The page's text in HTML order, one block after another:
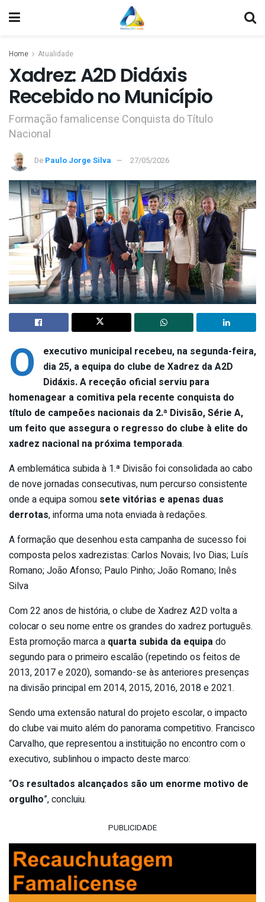
Home Atualidade
Xadrez: A2D Didáxis
Recebido no Município
Formação famalicense Conquista do Título
Nacional
De Paulo Jorge Silva 27/05/2026
O
executivo municipal recebeu, na segunda-feira,
dia 25, a equipa do clube de Xadrez da A2D
Didáxis. A receção oficial serviu para
homenagear a comitiva pela recente conquista do
título de campeões nacionais da 2.ª Divisão, Série A,
um feito que assegura o regresso do clube à elite do
xadrez nacional na próxima temporada.
A emblemática subida à 1.ª Divisão foi consolidada ao cabo
de nove jornadas consecutivas, num percurso consistente
onde a equipa somou sete vitórias e apenas duas
derrotas, informa uma nota enviada à redações.
A formação que desenhou esta campanha de sucesso foi
composta pelos xadrezistas: Carlos Novais; Ivo Dias; Luís
Romano; João Afonso; Paulo Pinho; João Romano; Inês
Silva
Com 22 anos de história, o clube de Xadrez A2D volta a
colocar o seu nome entre os grandes do xadrez português.
Esta promoção marca a quarta subida da equipado
segundo para o primeiro escalão (repetindo os feitos de
2013, 2017 e 2020), somando-se às anteriores presenças
na divisão principal em 2014, 2015, 2016, 2018 e 2021.
Sendo uma extensão natural do projeto escolar, o impacto
do clube vai muito além do panorama competitivo. Francisco
Carvalho, que representou a instituição no encontro com o
executivo, sublinhou o impacto deste marco:
“Os resultados alcançados são um enorme motivo de
orgulho”, concluiu.
PUBLICIDADE